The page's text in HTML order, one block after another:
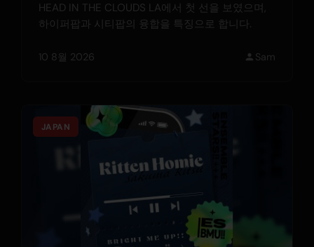
HEAD IN THE CLOUDS LA에서 첫 선을 보였으며,
하이퍼팝과 시티팝의 융합을 특징으로 합니다.
10 8월 2026 Sam
JAPAN